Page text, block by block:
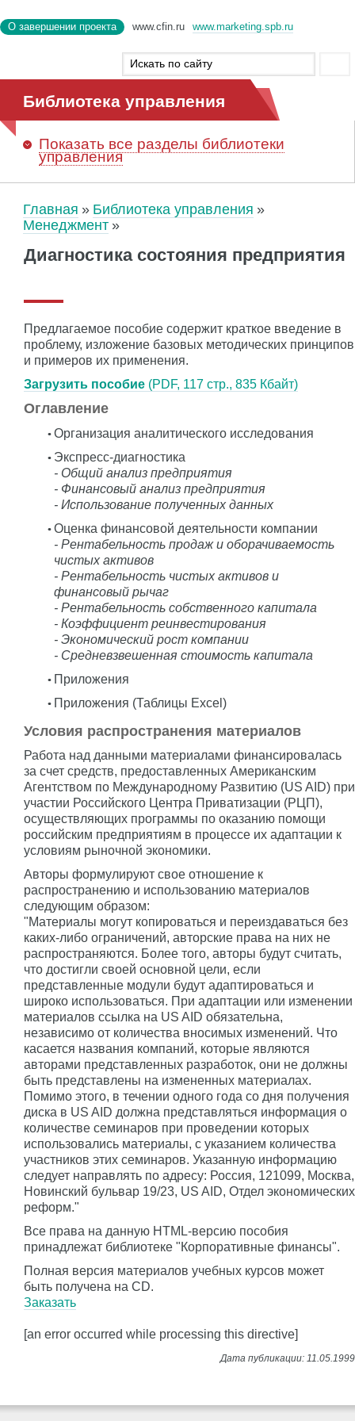
О завершении проекта www.cfin.ru www.marketing.spb.ru
Библиотека управления
Показать все разделы библиотеки
управления
Главная
Библиотека управления
Менеджмент
Диагностика состояния предприятия
Предлагаемое пособие содержит краткое введение в
проблему, изложение базовых методических принципов
и примеров их применения.
Загрузить пособие (PDF, 117 стр., 835 Кбайт)
Оглавление
Организация аналитического исследования
Экспресс-диагностика
- Общий анализ предприятия
- Финансовый анализ предприятия
- Использование полученных данных
Оценка финансовой деятельности компании
- Рентабельность продаж и оборачиваемость
чистых активов
- Рентабельность чистых активов и
финансовый рычаг
- Рентабельность собственного капитала
- Коэффициент реинвестирования
- Экономический рост компании
- Средневзвешенная стоимость капитала
Приложения
Приложения (Таблицы Excel)
Условия распространения материалов
Работа над данными материалами финансировалась
за счет средств, предоставленных Американским
Агентством по Международному Развитию (US AID) при
участии Российского Центра Приватизации (РЦП),
осуществляющих программы по оказанию помощи
российским предприятиям в процессе их адаптации к
условиям рыночной экономики.
Авторы формулируют свое отношение к
распространению и использованию материалов
следующим образом:
"Материалы могут копироваться и переиздаваться без
каких-либо ограничений, авторские права на них не
распространяются. Более того, авторы будут считать,
что достигли своей основной цели, если
представленные модули будут адаптироваться и
широко использоваться. При адаптации или изменении
материалов ссылка на US AID обязательна,
независимо от количества вносимых изменений. Что
касается названия компаний, которые являются
авторами представленных разработок, они не должны
быть представлены на измененных материалах.
Помимо этого, в течении одного года со дня получения
диска в US AID должна представляться информация о
количестве семинаров при проведении которых
использовались материалы, с указанием количества
участников этих семинаров. Указанную информацию
следует направлять по адресу: Россия, 121099, Москва,
Новинский бульвар 19/23, US AID, Отдел экономических
реформ."
Все права на данную HTML-версию пособия
принадлежат библиотеке "Корпоративные финансы".
Полная версия материалов учебных курсов может
быть получена на CD.
Заказать
[an error occurred while processing this directive]